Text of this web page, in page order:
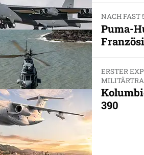
NACH FAST
Puma-
ERSTER
390